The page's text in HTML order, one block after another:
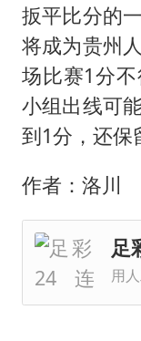
扳平比分的
将成为贵州
场比赛1分
小组出线可
到1分，还保
作者：洛川
足
用